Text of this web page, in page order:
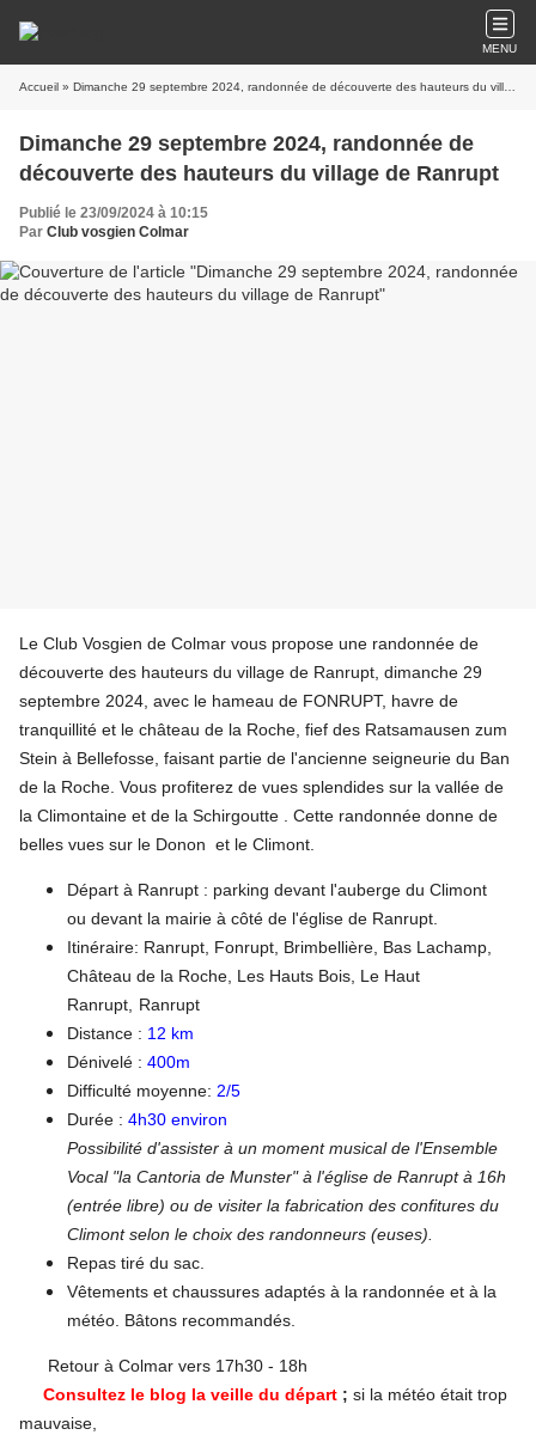
MENU
Accueil » Dimanche 29 septembre 2024, randonnée de découverte des hauteurs du village de Ranrupt
Dimanche 29 septembre 2024, randonnée de
découverte des hauteurs du village de Ranrupt
Publié le 23/09/2024 à 10:15
Par Club vosgien Colmar
Le Club Vosgien de Colmar vous propose une randonnée de
découverte des hauteurs du village de Ranrupt, dimanche 29
septembre 2024, avec le hameau de FONRUPT, havre de
tranquillité et le château de la Roche, fief des Ratsamausen zum
Stein à Bellefosse, faisant partie de l'ancienne seigneurie du Ban
de la Roche. Vous profiterez de vues splendides sur la vallée de
la Climontaine et de la Schirgoutte . Cette randonnée donne de
belles vues sur le Donon et le Climont.
Départ à Ranrupt : parking devant l'auberge du Climont
ou devant la mairie à côté de l'église de Ranrupt.
Itinéraire: Ranrupt, Fonrupt, Brimbellière, Bas Lachamp,
Château de la Roche, Les Hauts Bois, Le Haut
Ranrupt,
Ranrupt
Distance : 12 km
Dénivelé : 400m
Difficulté moyenne: 2/5
Durée : 4h30 environ
Possibilité d'assister à un moment musical de l'Ensemble
Vocal "la Cantoria de Munster" à l'église de Ranrupt à 16h
(entrée libre) ou de visiter la fabrication des confitures du
Climont selon le choix des randonneurs (euses).
Repas tiré du sac.
​​​​​​​Vêtements et chaussures adaptés à la randonnée et à la
météo. Bâtons recommandés.
Retour à Colmar vers 17h30 - 18h
Consultez le blog la veille du départ ; si la météo était trop
mauvaise,